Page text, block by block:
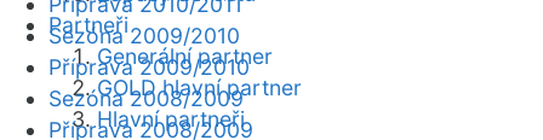
Partneři
Generální partner
GOLD hlavní partner
Hlavní partneři
Sezóna 2009/2010
Příprava 2009/2010
Sezóna 2008/2009
Příprava 2008/2009